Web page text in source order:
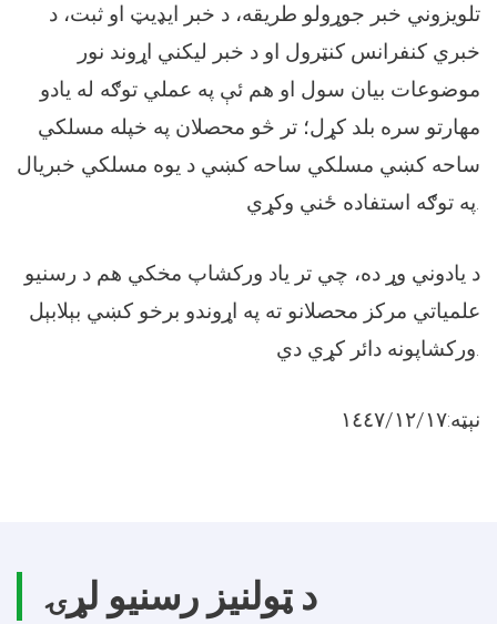
تلویزوني خبر جوړولو طريقه، د خبر ایډیټ او ثبت، د
خبري کنفرانس کنټرول او د خبر لیکني اړوند نور
موضوعات بیان سول او هم ئې په عملي توګه له یادو
مهارتو سره بلد کړل؛ تر څو محصلان په خپله مسلکي
ساحه کښي مسلکي ساحه کښي د یوه مسلکي خبریال
په توګه استفاده ځني وکړي.
د یادوني وړ ده، چي تر یاد ورکشاپ مخکي هم د رسنیو
علمیاتي مرکز محصلانو ته په اړوندو برخو کښي بېلابېل
ورکشاپونه دائر کړي دي.
نېټه:١٤٤٧/١٢/١٧
د ټولنیز رسنیو لړۍ